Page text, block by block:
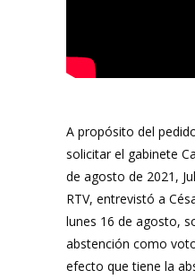
A propósito del
solicitar el gabinete
de agosto de 2021,
RTV, entrevistó a
lunes 16 de agosto,
abstención como
efecto que tiene la